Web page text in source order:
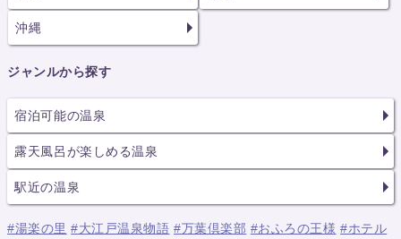
沖縄
ジャンルから探す
宿泊可能の温泉
露天風呂が楽しめる温泉
駅近の温泉
#湯楽の里 #大江戸温泉物語 #万葉倶楽部 #おふろの王様 #ホテル